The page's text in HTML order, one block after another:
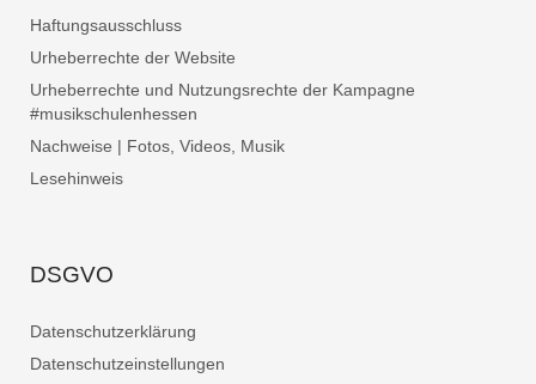
Haftungsausschluss
Urheberrechte der Website
Urheberrechte und Nutzungsrechte der Kampagne
#musikschulenhessen
Nachweise | Fotos, Videos, Musik
Lesehinweis
DSGVO
Datenschutzerklärung
Datenschutzeinstellungen